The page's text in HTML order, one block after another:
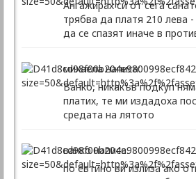
Ангажирах си от сега
трябва да платя 210 лева
да се спазят иначе в
михаела написа:
Ванко, никакъв подкуп
платих, те ми издадоха
средата на лятото
ванко написа:
по евтино ви излиза ако